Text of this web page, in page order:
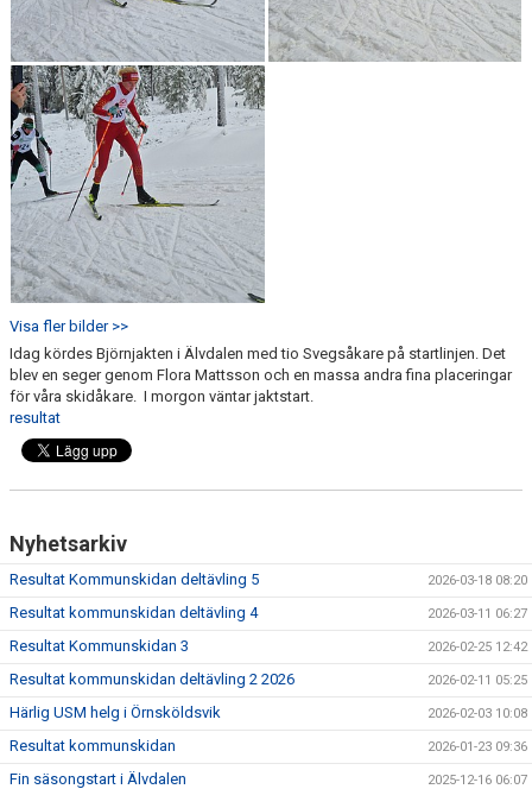
Visa fler bilder >>
Idag kördes Björnjakten i Älvdalen med tio Svegsåkare på startlinjen. Det
blev en seger genom Flora Mattsson och en massa andra fina placeringar
för våra skidåkare. I morgon väntar jaktstart.
resultat
Nyhetsarkiv
Resultat Kommunskidan deltävling 5 2026-03-18 08:20
Resultat kommunskidan deltävling 4 2026-03-11 06:27
Resultat Kommunskidan 3 2026-02-25 12:42
Resultat kommunskidan deltävling 2 2026 2026-02-11 05:25
Härlig USM helg i Örnsköldsvik 2026-02-03 10:08
Resultat kommunskidan 2026-01-23 09:36
Fin säsongstart i Älvdalen 2025-12-16 06:07